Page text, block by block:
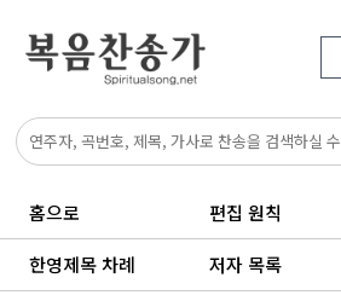
홈으로 편집 원칙
한영제목 차례 저자 목록